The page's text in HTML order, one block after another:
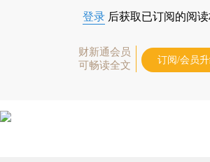
登录 后获取已订阅的阅
财新通会员
可畅读全文
订阅/会员